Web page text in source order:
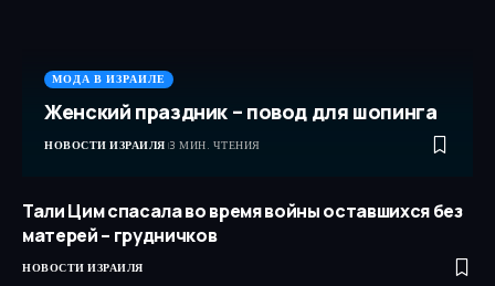
МОДА В ИЗРАИЛЕ
Женский праздник – повод для шопинга
НОВОСТИ ИЗРАИЛЯ 3 МИН. ЧТЕНИЯ
Тали Цим спасала во время войны оставшихся без
матерей – грудничков
НОВОСТИ ИЗРАИЛЯ